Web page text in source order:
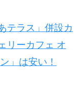
テラス」併設カ
リーカフェ オ
」は安い！